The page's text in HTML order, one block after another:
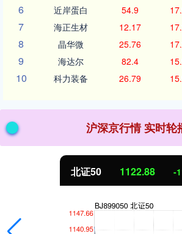
6 近岸蛋白 54.9
7 海正生材 12.17
8 晶华微 25.76
9 海达尔 82.4
10 科力装备 26.79
沪深京行情 实时轮
北证50 1122.88 -11.37